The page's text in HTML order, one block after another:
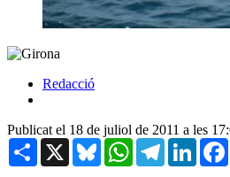
Redacció
Publicat el 18 de juliol de 2011 a les
Share X BlueskyWhatsAppTelegram